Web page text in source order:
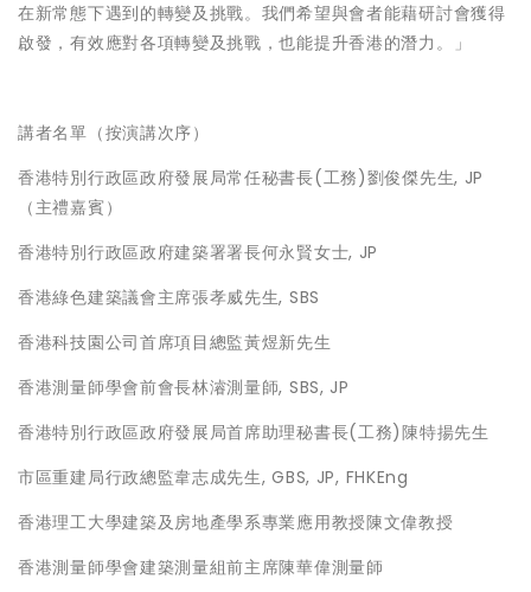
在新常態下遇到的轉變及挑戰。我們希望與會者能藉研討會獲得
啟發，有效應對各項轉變及挑戰，也能提升香港的潛力。」
講者名單（按演講次序）
香港特別行政區政府發展局常任秘書長(工務)劉俊傑先生, JP
（主禮嘉賓）
香港特別行政區政府建築署署長何永賢女士, JP
香港綠色建築議會主席張孝威先生, SBS
香港科技園公司首席項目總監黃煜新先生
香港測量師學會前會長林濬測量師, SBS, JP
香港特別行政區政府發展局首席助理秘書長(工務)陳特揚先生
市區重建局行政總監韋志成先生, GBS, JP, FHKEng
香港理工大學建築及房地產學系專業應用教授陳文偉教授
香港測量師學會建築測量組前主席陳華偉測量師